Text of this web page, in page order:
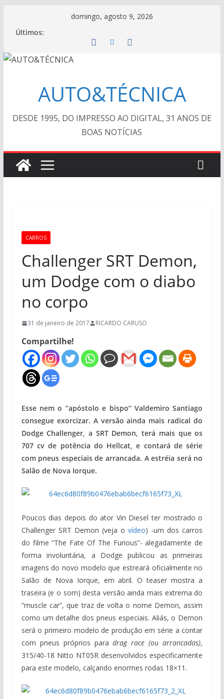
conteúdo
domingo, agosto 9, 2026
Últimos:
AUTO&TÉCNICA
DESDE 1995, DO IMPRESSO AO DIGITAL, 31 ANOS DE
BOAS NOTÍCIAS
CARROS
Challenger SRT Demon,
um Dodge com o diabo
no corpo
31 de janeiro de 2017 RICARDO CARUSO
Compartilhe!
Esse nem o “apóstolo e bispo” Valdemiro Santiago
consegue exorcizar. A versão ainda mais radical do
Dodge Challenger, a SRT Demon, terá mais que os
707 cv de potência do Hellcat, e contará de série
com pneus especiais de arrancada. A estréia será no
Salão de Nova Iorque.
Poucos dias depois do ator Vin Diesel ter mostrado o
Challenger SRT Demon (veja ovídeo) -um dos carros
do filme “The Fate Of The Furious”- alegadamente de
forma involuntária, a Dodge
publicou as primeiras
imagens do novo modelo que estreará oficialmente no
Salão de Nova Iorque, em abril. O teaser mostra a
traseira (e o som) desta versão ainda mais extrema do
“muscle car”, que traz de volta o nome Demon, assim
como um detalhe dos pneus especiais. Aliás, o Demon
será o primeiro modelo de produção em série a contar
com pneus próprios paradrag race (ou arrancadas),
315/40-18 Nitto NT05R desenvolvidos especificamente
para este modelo, calçando enormes rodas 18×11.